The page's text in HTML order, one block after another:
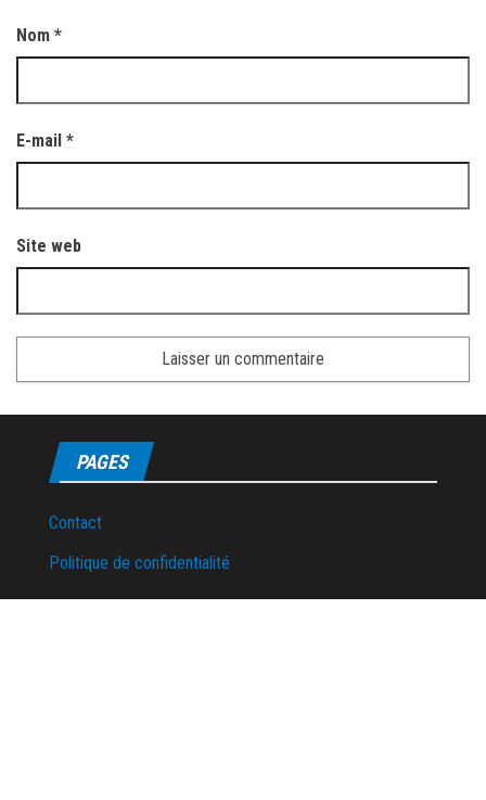
Nom *
E-mail *
Site web
PAGES
Contact
Politique de confidentialité